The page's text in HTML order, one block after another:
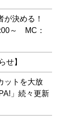
決める！
～ MC：
せ】
ットを大放
」続々更新